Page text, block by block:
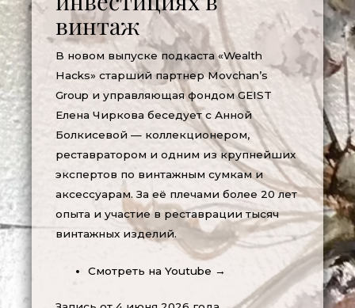
винтаж
В новом выпуске подкаста «Wealth
Hacks» старший партнер Movchan’s
Group и управляющая фондом GEIST
Елена Чиркова беседует с Анной
Болкисевой — коллекционером,
реставратором и одним из крупнейших
экспертов по винтажным сумкам и
аксессуарам. За её плечами более 20 лет
опыта и участие в реставрации тысяч
винтажных изделий.
Смотреть на Youtube →